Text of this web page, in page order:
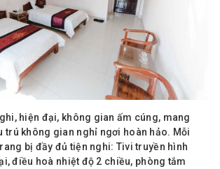
hiện đại, không gian ấm cúng, mang
trú không gian nghỉ ngơi hoàn hảo. Mỗi
bị đầy đủ tiện nghi: Tivi truyền hình
điều hoà nhiệt độ 2 chiều, phòng tắm